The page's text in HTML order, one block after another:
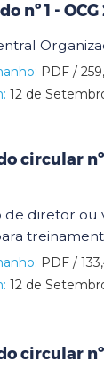
nº 1 -
PDF /
12 de
circular
de diretor ou
PDF /
12 de
circular nº